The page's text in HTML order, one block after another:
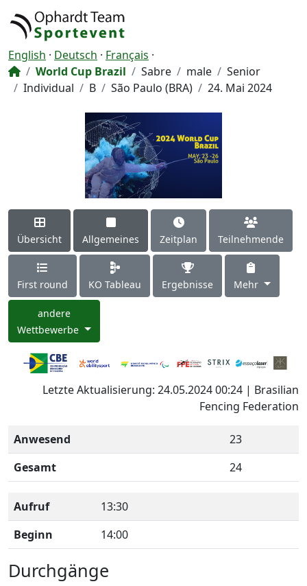
English · Deutsch · Français ·
World Cup Brazil
Sabre male
Senior
Individual
B São Paulo (BRA) 24. Mai 2024
Übersicht Allgemeines Zeitplan Teilnehmende
First round KO Tableau Ergebnisse Mehr
andere
Wettbewerbe
Letzte Aktualisierung: 24.05.2024 00:24 | Brasilian
Fencing Federation
Anwesend
23
Gesamt
24
Aufruf
13:30
Beginn
14:00
Durchgänge